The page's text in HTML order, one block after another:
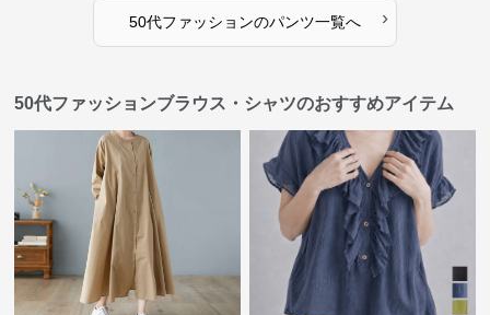
50代ファッションのパンツ一覧へ ›
50代ファッションブラウス・シャツのおすすめアイテム